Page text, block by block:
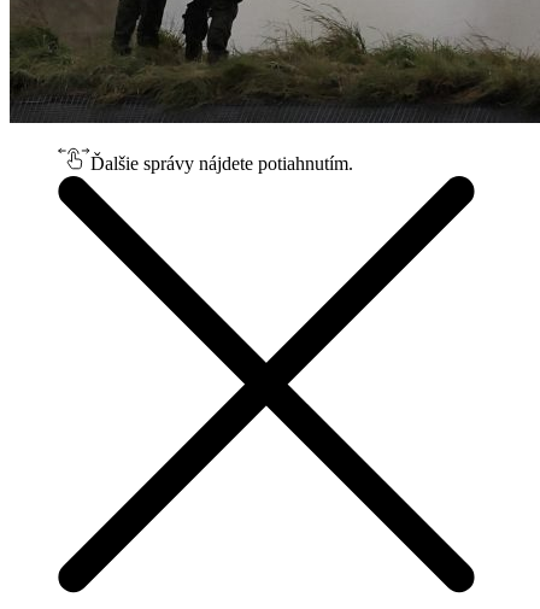
Ďalšie správy nájdete potiahnutím.